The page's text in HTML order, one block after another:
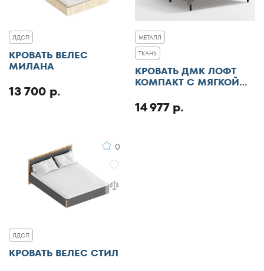
ЛДСП
КРОВАТЬ ВЕЛЕС
МИЛАНА
13 700 р.
МЕТАЛЛ
ТКАНЬ
КРОВАТЬ ДМК ЛОФТ
КОМПАКТ С МЯГКОЙ
14 977 р.
0
ЛДСП
КРОВАТЬ ВЕЛЕС СТИЛ